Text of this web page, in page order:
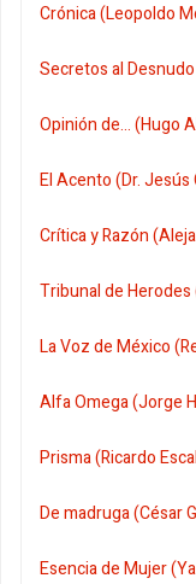
Crónica (Leopoldo
Secretos al Desnudo
Opinión de... (Hugo
El Acento (Dr.
Crítica y Razón
Tribunal de
La Voz de México
Alfa Omega (Jorge
Prisma (Ricardo
De madruga (César
Esencia de Mujer